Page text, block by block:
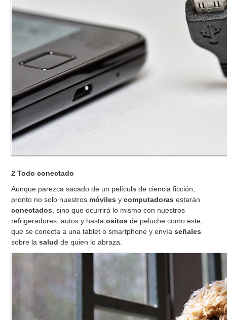
2 Todo conectado
Aunque parezca sacado de un película de ciencia ficción,
pronto no solo nuestros móviles ycomputadoras estarán
conectados , sino que ocurrirá lo mismo con nuestros
refrigeradores, autos y hastaositos de peluche como este,
que se conecta a una tablet o smartphone y envíaseñales
sobre lasalud de quien lo abraza.